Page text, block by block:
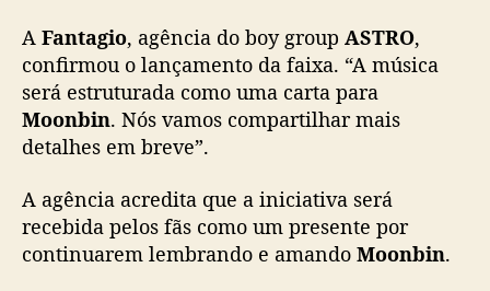
m
m
e
m
i
a
d
o
A Fantagio, agência do boy group ASTRO,
confirmou o lançamento da faixa. “A música
será estruturada como uma carta para
Moonbin. Nós vamos compartilhar mais
detalhes em breve”.
A agência acredita que a iniciativa será
recebida pelos fãs como um presente por
continuarem lembrando e amando Moonbin.